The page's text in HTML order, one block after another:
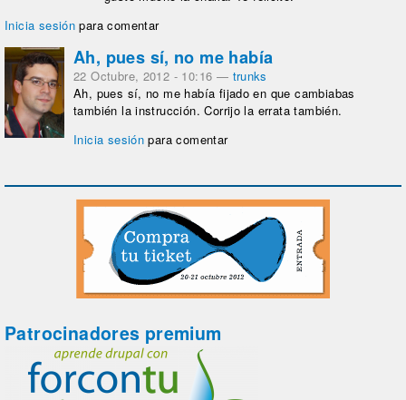
Inicia sesión para comentar
Ah, pues sí, no me había
22 Octubre, 2012 - 10:16 — trunks
Ah, pues sí, no me había fijado en que cambiabas
también la instrucción. Corrijo la errata también.
Inicia sesión para comentar
Patrocinadores premium